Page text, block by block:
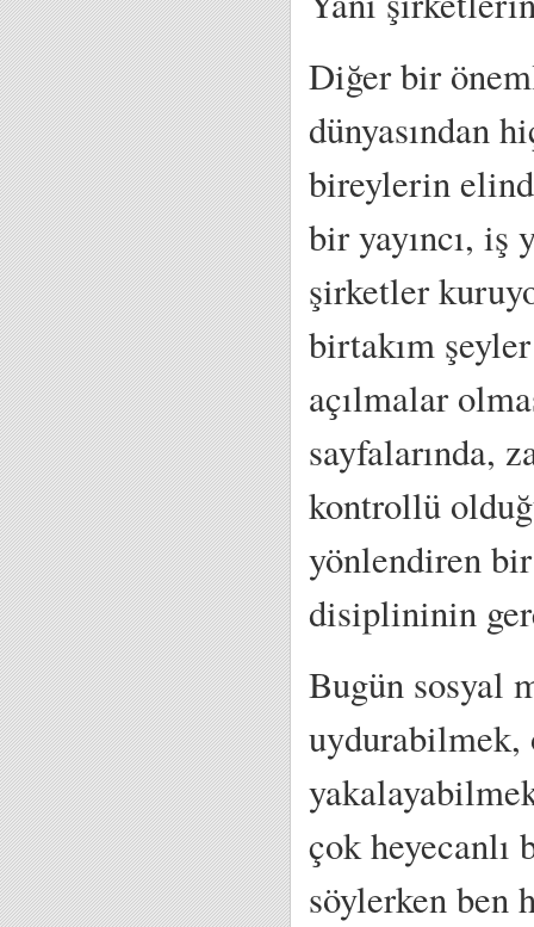
Diğer bir
dünyasından
bireylerin
bir yayıncı,
şirketler
birtakım
açılmalar
sayfalarında,
kontrollü
yönlendiren
disiplininin
Bugün sosyal
çok heyecanlı
söylerken ben